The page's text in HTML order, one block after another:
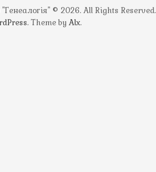
© 2026. All Rights Reserved.
. Theme by Alx.